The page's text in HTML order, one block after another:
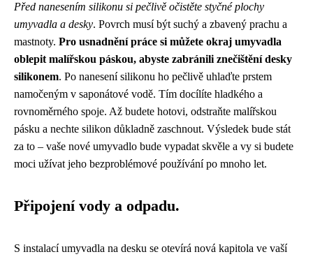
Před nanesením silikonu si pečlivě očistěte styčné plochy
umyvadla a desky. Povrch musí být suchý a zbavený prachu a
mastnoty. Pro usnadnění práce si můžete okraj umyvadla
oblepit malířskou páskou, abyste zabránili znečištění desky
silikonem. Po nanesení silikonu ho pečlivě uhlaďte prstem
namočeným v saponátové vodě. Tím docílíte hladkého a
rovnoměrného spoje. Až budete hotovi, odstraňte malířskou
pásku a nechte silikon důkladně zaschnout. Výsledek bude stát
za to – vaše nové umyvadlo bude vypadat skvěle a vy si budete
moci užívat jeho bezproblémové používání po mnoho let.
Připojení vody a odpadu.
S instalací umyvadla na desku se otevírá nová kapitola ve vaší